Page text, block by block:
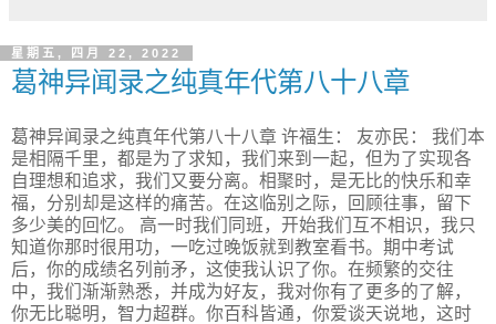
星期五, 四月 22, 2022
葛神异闻录之纯真年代第八十八章
葛神异闻录之纯真年代第八十八章 许福生： 友亦民： 我们本
是相隔千里，都是为了求知，我们来到一起，但为了实现各
自理想和追求，我们又要分离。相聚时，是无比的快乐和幸
福，分别却是这样的痛苦。在这临别之际，回顾往事，留下
多少美的回忆。 高一时我们同班，开始我们互不相识，我只
知道你那时很用功，一吃过晚饭就到教室看书。期中考试
后，你的成绩名列前矛，这使我认识了你。在频繁的交往
中，我们渐渐熟悉，并成为好友，我对你有了更多的了解，
你无比聪明，智力超群。你百科皆通，你爱谈天说地，这时